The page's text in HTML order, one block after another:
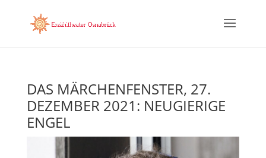
DAS MÄRCHENFENSTER, 27.
DEZEMBER 2021: NEUGIERIGE
ENGEL